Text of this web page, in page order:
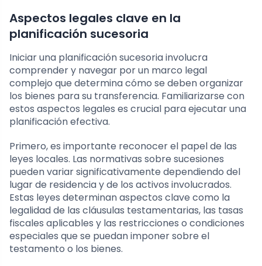
Aspectos legales clave en la
planificación sucesoria
Iniciar una planificación sucesoria involucra
comprender y navegar por un marco legal
complejo que determina cómo se deben organizar
los bienes para su transferencia. Familiarizarse con
estos aspectos legales es crucial para ejecutar una
planificación efectiva.
Primero, es importante reconocer el papel de las
leyes locales. Las normativas sobre sucesiones
pueden variar significativamente dependiendo del
lugar de residencia y de los activos involucrados.
Estas leyes determinan aspectos clave como la
legalidad de las cláusulas testamentarias, las tasas
fiscales aplicables y las restricciones o condiciones
especiales que se puedan imponer sobre el
testamento o los bienes.